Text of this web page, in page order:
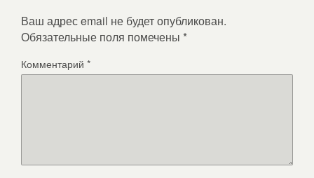
Ваш адрес email не будет опубликован.
Обязательные поля помечены *
Комментарий *